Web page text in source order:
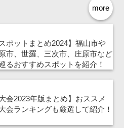
more
ポットまとめ2024】福山市や
市、世羅、三次市、庄原市など
るおすすめスポットを紹介！
会2023年版まとめ】おススメ
会ランキングも厳選して紹介！